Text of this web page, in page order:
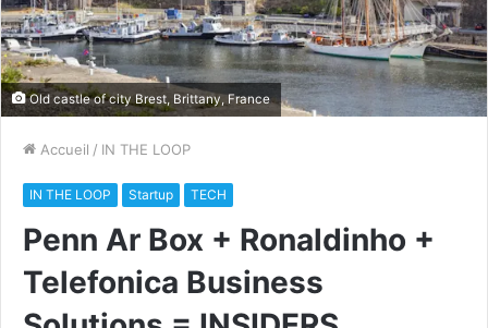
Old castle of city Brest, Brittany, France
Accueil / IN THE LOOP
IN THE LOOP Startup TECH
Penn Ar Box + Ronaldinho +
Telefonica Business